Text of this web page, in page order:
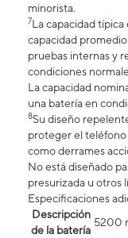
minorista.
7La capacidad
capacidad
pruebas internas y
condiciones
La capacidad
una batería en
8Su diseño
proteger el teléfono
como derrames
No está diseñado
presurizada u otros
Especificaciones
Descripción
de la batería
5200